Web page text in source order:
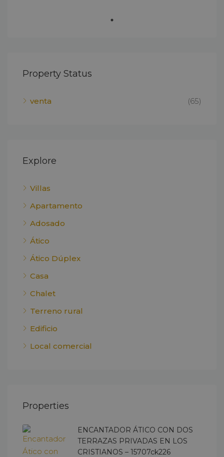
Property Status
venta (65)
Explore
Villas
Apartamento
Adosado
Ático
Ático Dúplex
Casa
Chalet
Terreno rural
Edificio
Local comercial
Properties
ENCANTADOR ÁTICO CON DOS
TERRAZAS PRIVADAS EN LOS
CRISTIANOS – 15707ck226